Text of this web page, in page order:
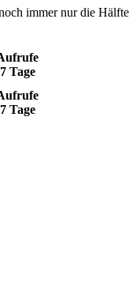
immer nur die Hälfte
7 Tage
7 Tage